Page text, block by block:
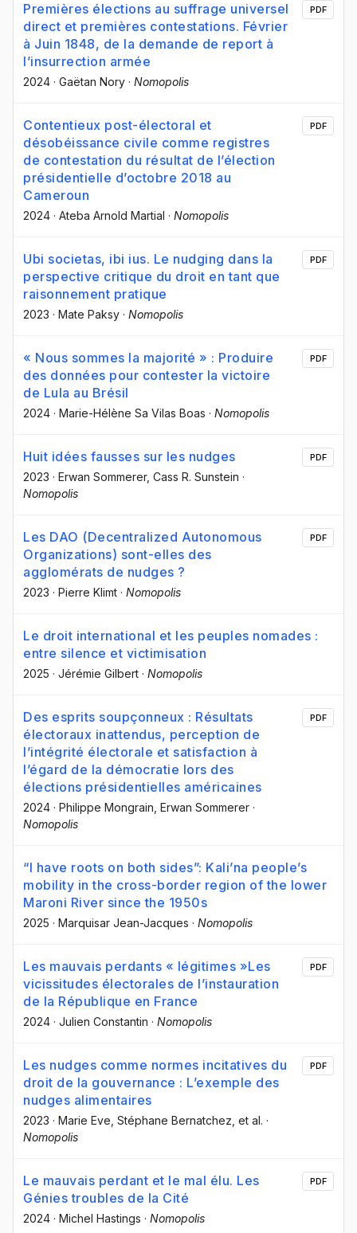
Premières élections au suffrage universel
direct et premières contestations. Février
à Juin 1848, de la demande de report à
l’insurrection armée
2024 · Gaëtan Nory · Nomopolis
PDF
Contentieux post-électoral et
désobéissance civile comme registres
de contestation du résultat de l’élection
présidentielle d’octobre 2018 au
Cameroun
2024 · Ateba Arnold Martial · Nomopolis
PDF
Ubi societas, ibi ius. Le nudging dans la
perspective critique du droit en tant que
raisonnement pratique
2023 · Mate Paksy · Nomopolis
PDF
« Nous sommes la majorité » : Produire
des données pour contester la victoire
de Lula au Brésil
2024 · Marie-Hélène Sa Vilas Boas · Nomopolis
PDF
Huit idées fausses sur les nudges
2023 · Erwan Sommerer, Cass R. Sunstein ·
Nomopolis
PDF
Les DAO (Decentralized Autonomous
Organizations) sont-elles des
agglomérats de nudges ?
2023 · Pierre Klimt · Nomopolis
PDF
Le droit international et les peuples nomades :
entre silence et victimisation
2025 · Jérémie Gilbert · Nomopolis
Des esprits soupçonneux : Résultats
électoraux inattendus, perception de
l’intégrité électorale et satisfaction à
l’égard de la démocratie lors des
élections présidentielles américaines
2024 · Philippe Mongrain , Erwan Sommerer ·
Nomopolis
PDF
“I have roots on both sides”: Kali’na people’s
mobility in the cross-border region of the lower
Maroni River since the 1950s
2025 · Marquisar Jean-Jacques · Nomopolis
Les mauvais perdants « légitimes »Les
vicissitudes électorales de l’instauration
de la République en France
2024 · Julien Constantin · Nomopolis
PDF
Les nudges comme normes incitatives du
droit de la gouvernance : L’exemple des
nudges alimentaires
2023 · Marie Eve , Stéphane Bernatchez , et al. ·
Nomopolis
PDF
Le mauvais perdant et le mal élu. Les
Génies troubles de la Cité
2024 · Michel Hastings · Nomopolis
PDF